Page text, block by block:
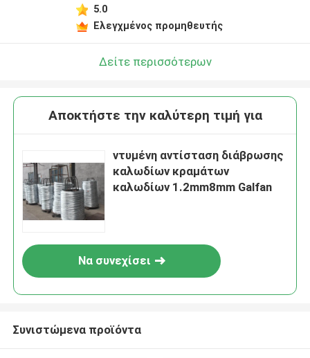
5.0
Ελεγχμένος προμηθευτής
Δείτε περισσότερων
Αποκτήστε την καλύτερη τιμή για
ντυμένη αντίσταση διάβρωσης
καλωδίων κραμάτων
καλωδίων 1.2mm8mm Galfan
Να συνεχίσει
Συνιστώμενα προϊόντα